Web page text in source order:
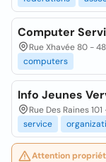
Computer
Rue Xhavée 80 -
computers
Info Jeunes
Rue Des Raines
service
Attention